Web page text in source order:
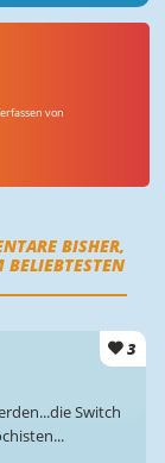
von
BISHER,
3
Switch